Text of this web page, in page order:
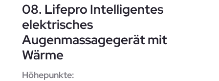
08. Lifepro Intelligentes
elektrisches
Augenmassagegerät mit
Wärme
Höhepunkte: